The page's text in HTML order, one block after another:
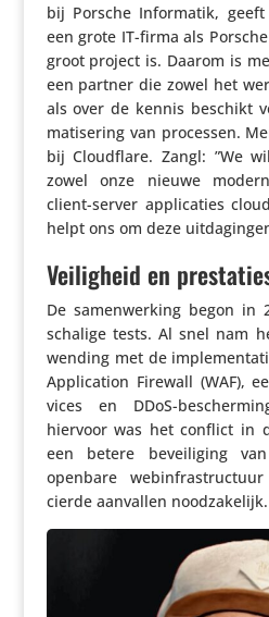
bij Porsche Infor­matik,
een grote IT-firma als
groot project is. Daarom is
een partner die zowel het
als over de kennis beschikt
ma­ti­se­ring van processen.
bij Cloud­flare. Zangl: ”We
zowel onze nieuwe
client-server appli­ca­ties
helpt ons om deze
Veiligheid en
De samen­wer­king begon
scha­lige tests. Al snel nam
wending met de
Appli­ca­tion Firewall (WAF),
vices en DDoS-
hiervoor was het conflict in
een betere bevei­li­ging van
openbare
cierde aanvallen noodzakelijk.